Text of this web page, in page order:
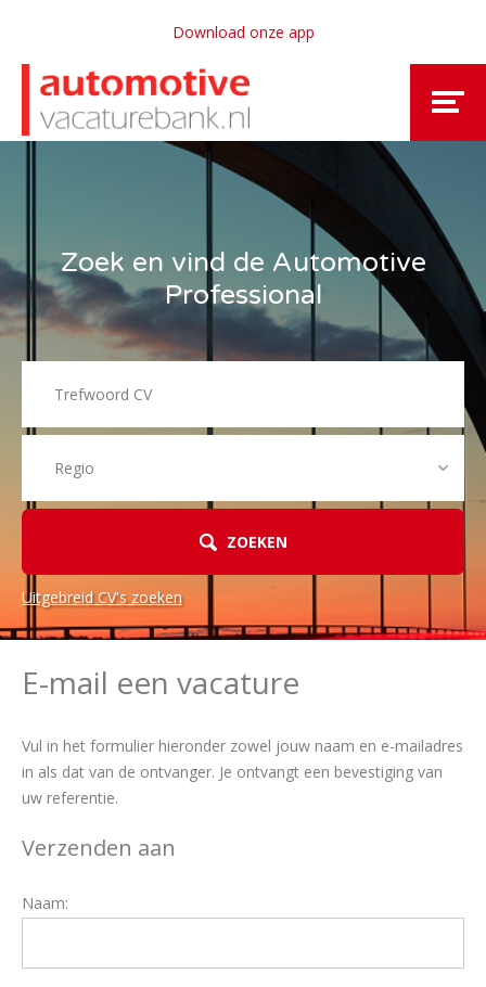
Download onze app
Zoek en vind de Automotive
Professional
ZOEKEN
Uitgebreid CV's zoeken
E-mail een vacature
Vul in het formulier hieronder zowel jouw naam en e-mailadres
in als dat van de ontvanger. Je ontvangt een bevestiging van
uw referentie.
Verzenden aan
Naam: